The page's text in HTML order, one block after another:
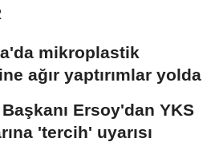
mikroplastik
ağır yaptırımlar yolda
Ersoy'dan YKS
'tercih' uyarısı